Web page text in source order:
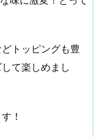
トッピングも豊
て楽しめまし
！